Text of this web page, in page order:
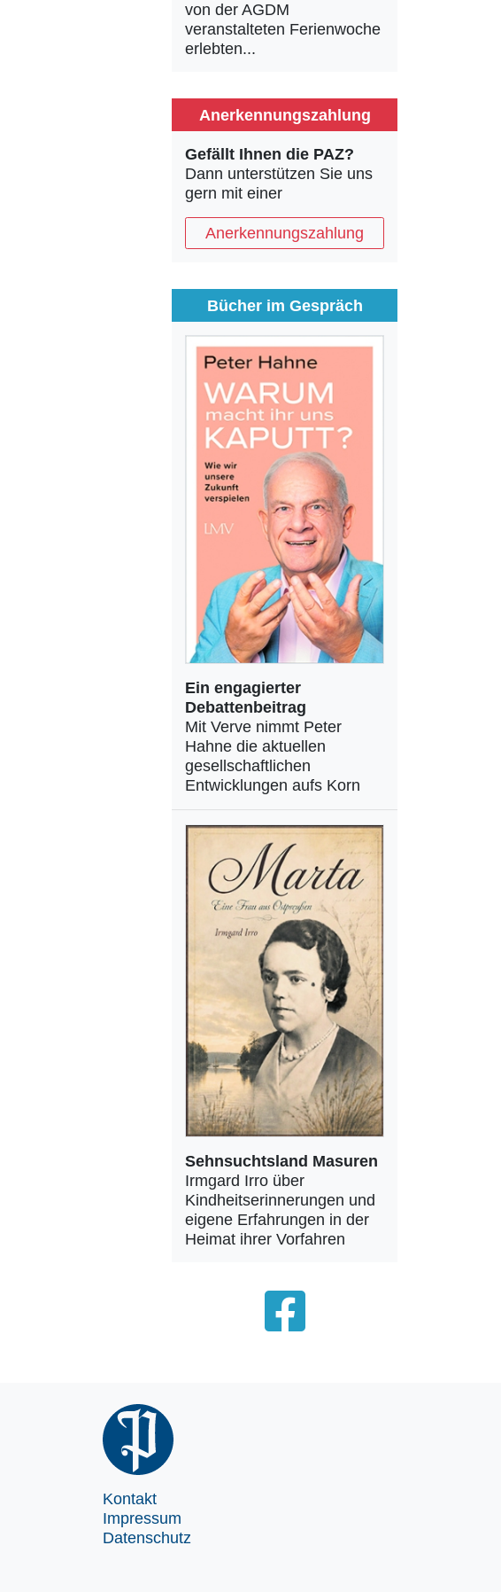
von der AGDM
veranstalteten Ferienwoche
erlebten...
Anerkennungszahlung
Gefällt Ihnen die PAZ?
Dann unterstützen Sie uns
gern mit einer
Anerkennungszahlung
Bücher im Gespräch
Ein engagierter
Debattenbeitrag
Mit Verve nimmt Peter
Hahne die aktuellen
gesellschaftlichen
Entwicklungen aufs Korn
Sehnsuchtsland Masuren
Irmgard Irro über
Kindheitserinnerungen und
eigene Erfahrungen in der
Heimat ihrer Vorfahren
Kontakt
Impressum
Datenschutz